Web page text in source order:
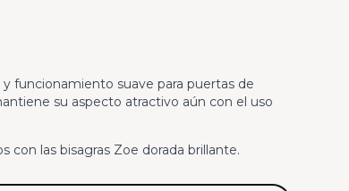
y funcionamiento suave para puertas de
su aspecto atractivo aún con el uso
con las bisagras Zoe dorada brillante.